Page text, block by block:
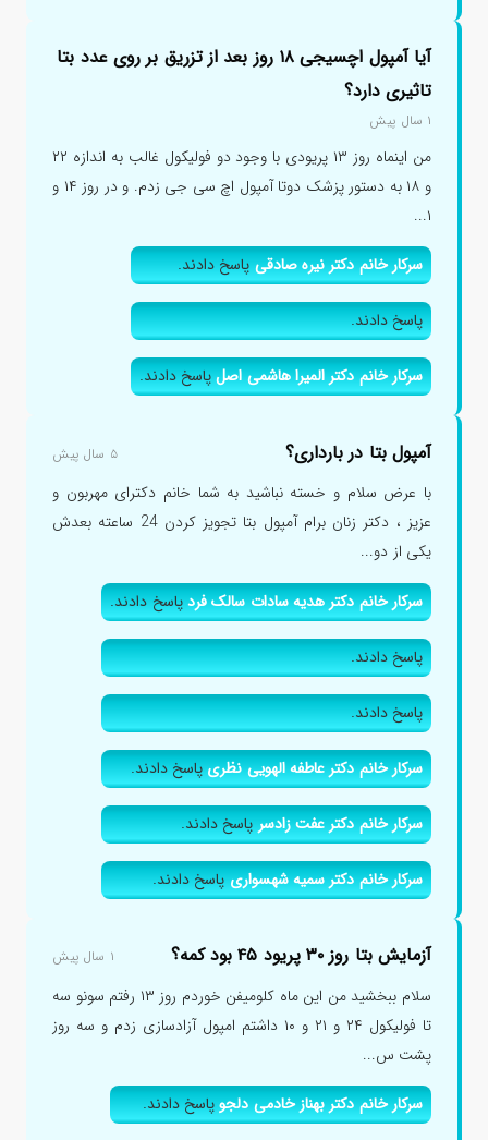
آیا آمپول اچسیجی ۱۸ روز بعد از تزریق بر روی عدد بتا
تاثیری دارد؟
۱ سال پیش
من اینماه روز ۱۳ پریودی با وجود دو فولیکول غالب به اندازه ۲۲
و ۱۸ به دستور پزشک دوتا آمپول اچ سی جی زدم. و در روز ۱۴ و
۱...
سرکار خانم دکتر نیره صادقیپاسخ دادند.
پاسخ دادند.
سرکار خانم دکتر المیرا هاشمی اصلپاسخ دادند.
آمپول بتا در بارداری؟ ۵ سال پیش
با عرض سلام و خسته نباشید به شما خانم دکترای مهربون و
عزیز ، دکتر زنان برام آمپول بتا تجویز کردن 24 ساعته بعدش
یکی از دو...
سرکار خانم دکتر هدیه سادات سالک فردپاسخ دادند.
پاسخ دادند.
پاسخ دادند.
سرکار خانم دکتر عاطفه الهویی نظریپاسخ دادند.
سرکار خانم دکتر عفت زادسرپاسخ دادند.
سرکار خانم دکتر سمیه شهسواریپاسخ دادند.
آزمایش بتا روز ۳۰ پریود ۴۵ بود کمه؟ ۱ سال پیش
سلام ببخشید من این ماه کلومیفن خوردم روز ۱۳ رفتم سونو سه
تا فولیکول ۲۴ و ۲۱ و ۱۰ داشتم امپول آزادسازی زدم و سه روز
پشت س...
سرکار خانم دکتر بهناز خادمی دلجوپاسخ دادند.